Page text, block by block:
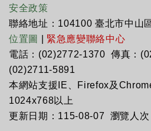
安全政策
聯絡地址：104100 臺北市中山
位置圖
緊急應變聯絡中心
電話：(02)2772-1370 傳真：
(02)2711-5891
本網站支援IE、Firefox及
1024x768以上
更新日期：115-08-07 瀏覽人